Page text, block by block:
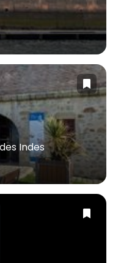
Indes